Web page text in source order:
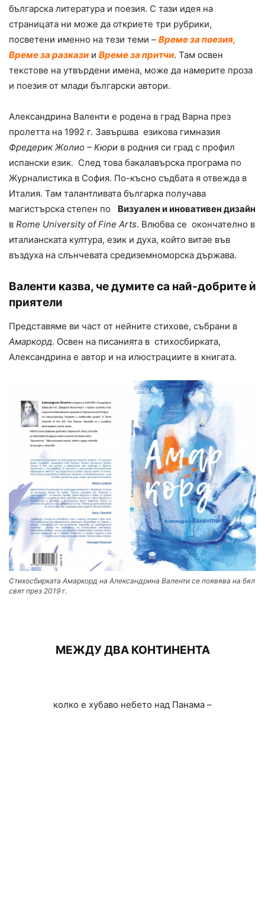
българска литература и поезия. С тази идея на
страницата ни може да откриете три рубрики,
посветени именно на тези теми – Време за поезия,
Време за разкази и Време за притчи. Там освен
текстове на утвърдени имена, може да намерите проза
и поезия от млади български автори.
Александрина Валенти е родена в град Варна през
пролетта на 1992 г. Завършва езикова гимназия
Фредерик Жолио – Кюри в родния си град с профил
испански език. След това бакалавърска програма по
Журналистика в София. По-късно съдбата я отвежда в
Италия. Там талантливата българка получава
магистърска степен по Визуален и иновативен дизайн
в Rome University of Fine Arts. Влюбва се окончателно в
италианската култура, език и духа, който витае във
въздуха на слънчевата средиземноморска държава.
Валенти казва, че думите са най-добрите ѝ
приятели
Представяме ви част от нейните стихове, събрани в
Амаркорд. Освен на писанията в стихосбирката,
Александрина е автор и на илюстрациите в книгата.
Стихосбирката Амаркорд на Александрина Валенти се появява на бял
свят през 2019 г.
МЕЖДУ ДВА КОНТИНЕНТА
колко е хубаво небето над Панама –